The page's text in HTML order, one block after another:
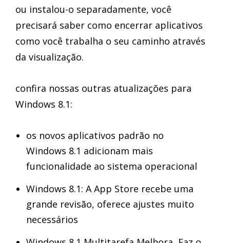
ou instalou-o separadamente, você
precisará saber como encerrar aplicativos
como você trabalha o seu caminho através
da visualização.
confira nossas outras atualizações para
Windows 8.1:
os novos aplicativos padrão no
Windows 8.1 adicionam mais
funcionalidade ao sistema operacional
Windows 8.1: A App Store recebe uma
grande revisão, oferece ajustes muito
necessários